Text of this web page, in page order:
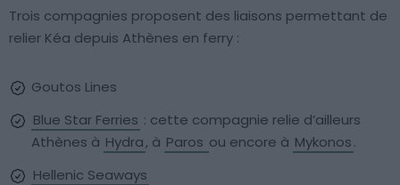
Trois compagnies proposent des liaisons permettant de
relier Kéa depuis Athènes en ferry :
Goutos Lines
Blue Star Ferries : cette compagnie relie d’ailleurs
Athènes à Hydra, à Paros ou encore à Mykonos.
Hellenic Seaways